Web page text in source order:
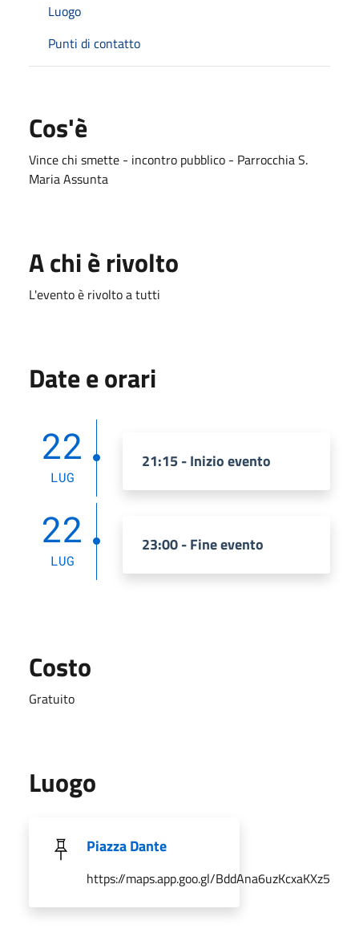
Luogo
Punti di contatto
Cos'è
Vince chi smette - incontro pubblico - Parrocchia S.
Maria Assunta
A chi è rivolto
L'evento è rivolto a tutti
Date e orari
22
LUG
21:15 - Inizio evento
22
LUG
23:00 - Fine evento
Costo
Gratuito
Luogo
Piazza Dante
https://maps.app.goo.gl/BddAna6uzKcxaKXz5